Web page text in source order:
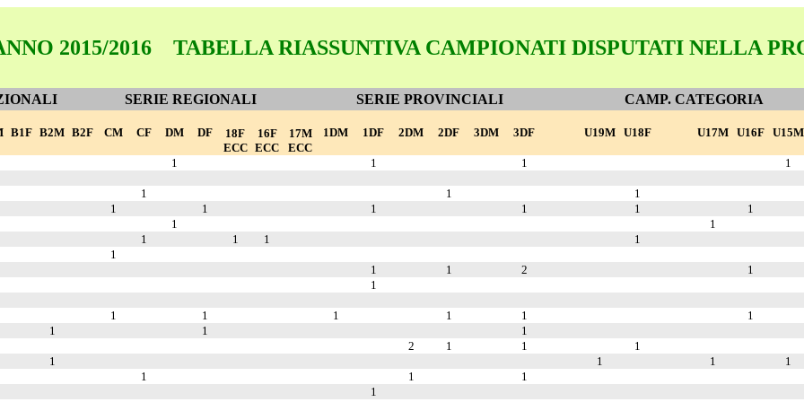
2015/2016 TABELLA RIASSUNTIVA CAMPIONATI DISPUTATI NELLA
SERIE REGIONALI SERIE PROVINCIALI CAMP. CATEGORIA
B1F B2M B2F CM CF DM DF
18F
ECC
16F
ECC
17M
ECC
1DM 1DF 2DM 2DF 3DM 3DF U19M U18F U17M U16F U15M
1 1 1
1
1 1
1
1 1 1 1 1
1
1
1
1 1 1
1
1
1 1 2
1
1
1 1 1 1 1
1
1 1
1
2 1 1
1
1 1 1
1
1 1
1
1